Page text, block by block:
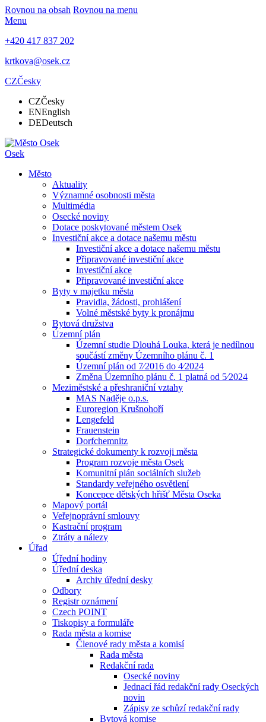
Rovnou na obsah Rovnou na menu
Menu
+420 417 837 202
krtkova@osek.cz
CZČesky
CZČesky
ENEnglish
DEDeutsch
Osek
Město
Aktuality
Významné osobnosti města
Multimédia
Osecké noviny
Dotace poskytované městem Osek
Investiční akce a dotace našemu městu
Investiční akce a dotace našemu městu
Připravované investiční akce
Investiční akce
Připravované investiční akce
Byty v majetku města
Pravidla, žádosti, prohlášení
Volné městské byty k pronájmu
Bytová družstva
Územní plán
Územní studie Dlouhá Louka, která je nedílnou
součástí změny Územního plánu č. 1
Územní plán od 7⁄2016 do 4⁄2024
Změna Územního plánu č. 1 platná od 5⁄2024
Meziměstské a přeshraniční vztahy
MAS Naděje o.p.s.
Euroregion Krušnohoří
Lengefeld
Frauenstein
Dorfchemnitz
Strategické dokumenty k rozvoji města
Program rozvoje města Osek
Komunitní plán sociálních služeb
Standardy veřejného osvětlení
Koncepce dětských hřišť Města Oseka
Mapový portál
Veřejnoprávní smlouvy
Kastrační program
Ztráty a nálezy
Úřad
Úřední hodiny
Úřední deska
Archiv úřední desky
Odbory
Registr oznámení
Czech POINT
Tiskopisy a formuláře
Rada města a komise
Členové rady města a komisí
Rada města
Redakční rada
Osecké noviny
Jednací řád redakční rady Oseckých
novin
Zápisy ze schůzí redakční rady
Bytová komise